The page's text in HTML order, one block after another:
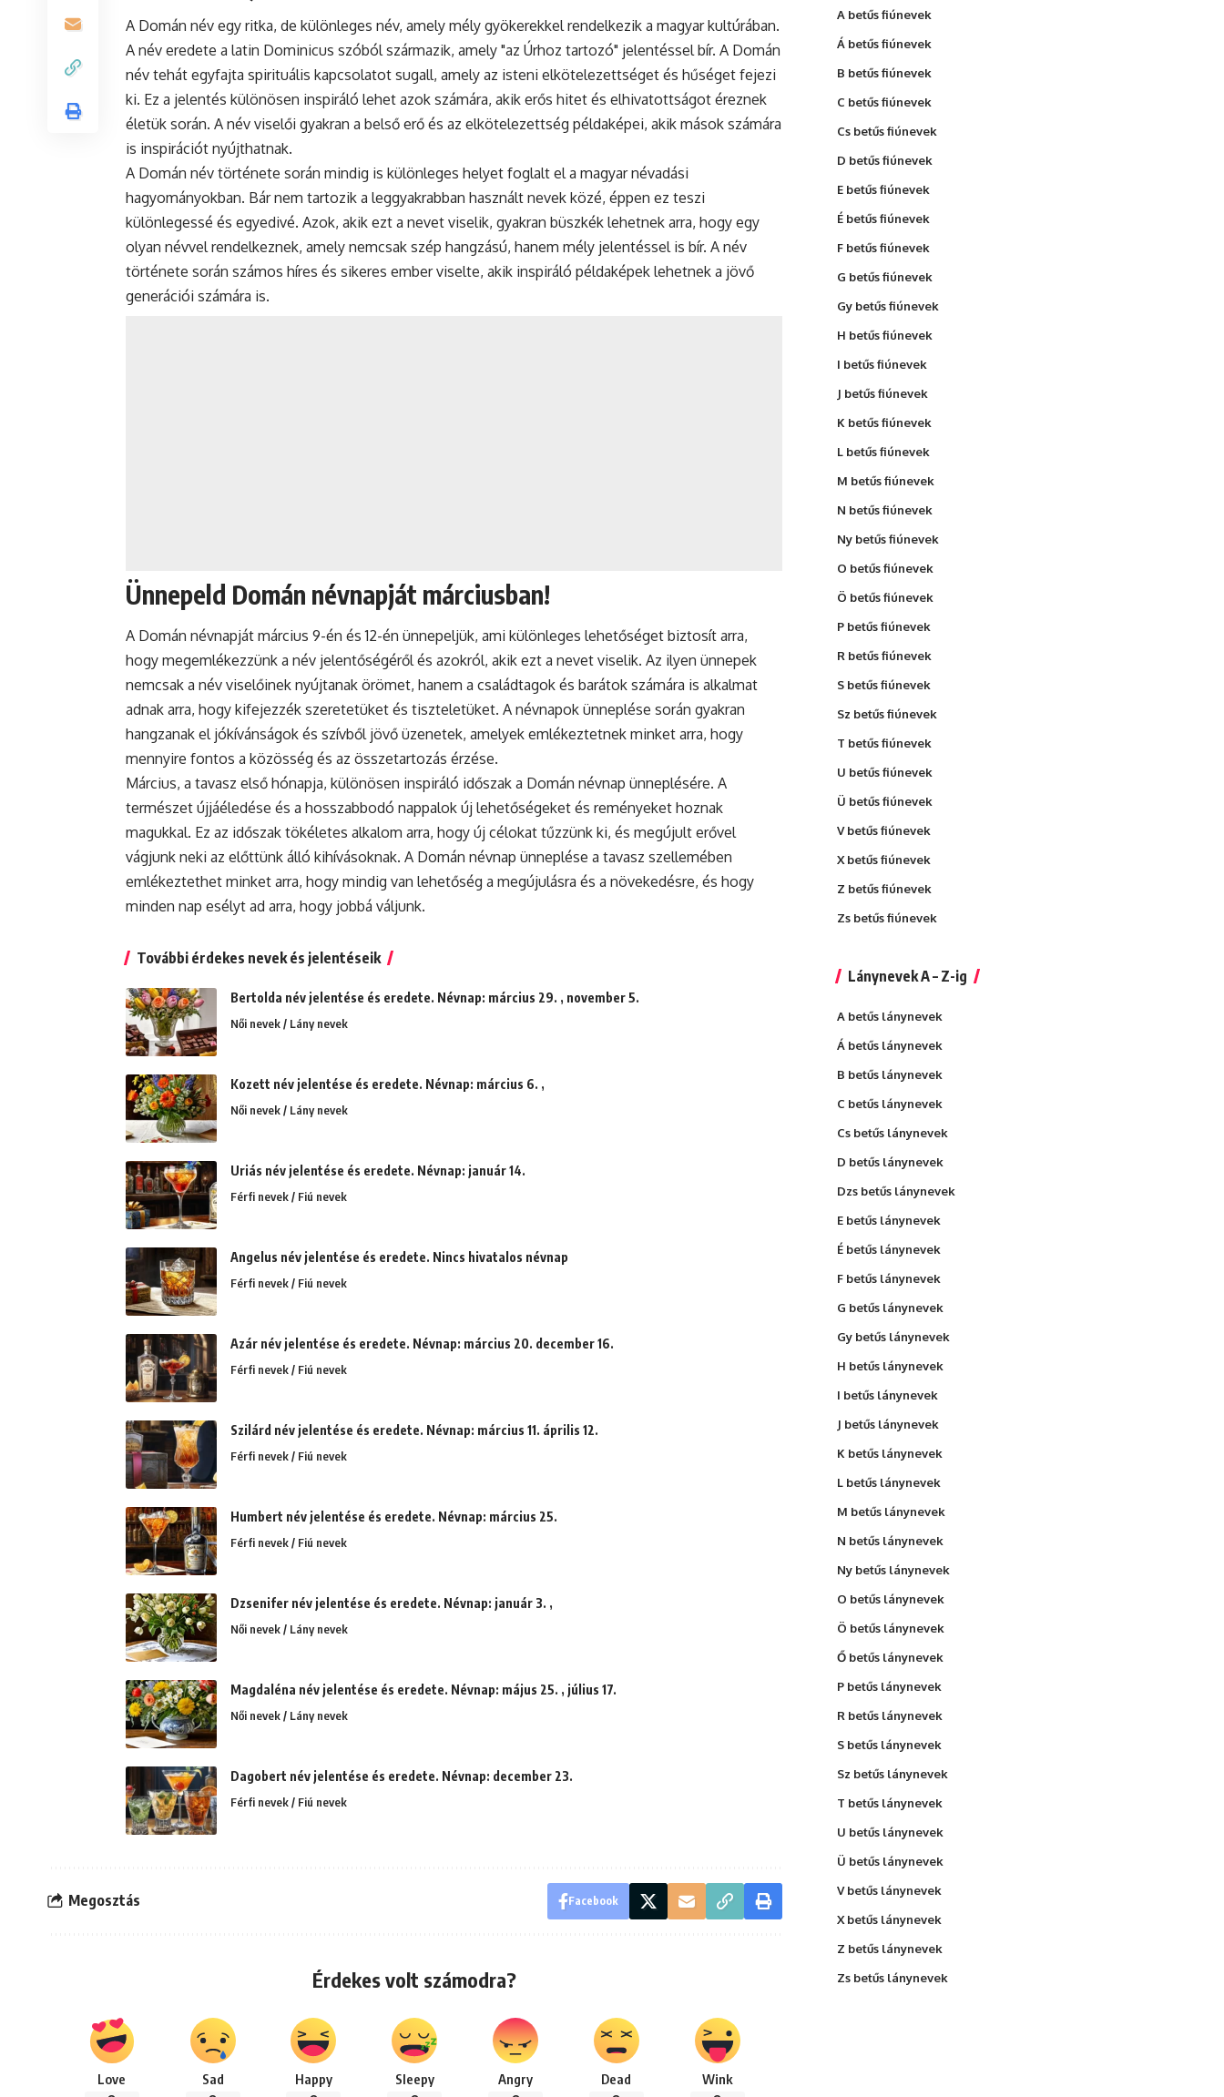
A Domán név egy ritka, de különleges név, amely mély gyökerekkel rendelkezik a magyar kultúrában.
A név eredete a latin Dominicus szóból származik, amely "az Úrhoz tartozó" jelentéssel bír. A Domán
név tehát egyfajta spirituális kapcsolatot sugall, amely az isteni elkötelezettséget és hűséget fejezi
ki. Ez a jelentés különösen inspiráló lehet azok számára, akik erős hitet és elhivatottságot éreznek
életük során. A név viselői gyakran a belső erő és az elkötelezettség példaképei, akik mások számára
is inspirációt nyújthatnak.
A Domán név története során mindig is különleges helyet foglalt el a magyar névadási
hagyományokban. Bár nem tartozik a leggyakrabban használt nevek közé, éppen ez teszi
különlegessé és egyedivé. Azok, akik ezt a nevet viselik, gyakran büszkék lehetnek arra, hogy egy
olyan névvel rendelkeznek, amely nemcsak szép hangzású, hanem mély jelentéssel is bír. A név
története során számos híres és sikeres ember viselte, akik inspiráló példaképek lehetnek a jövő
generációi számára is.
Ünnepeld Domán névnapját márciusban!
A Domán névnapját március 9-én és 12-én ünnepeljük, ami különleges lehetőséget biztosít arra,
hogy megemlékezzünk a név jelentőségéről és azokról, akik ezt a nevet viselik. Az ilyen ünnepek
nemcsak a név viselőinek nyújtanak örömet, hanem a családtagok és barátok számára is alkalmat
adnak arra, hogy kifejezzék szeretetüket és tiszteletüket. A névnapok ünneplése során gyakran
hangzanak el jókívánságok és szívből jövő üzenetek, amelyek emlékeztetnek minket arra, hogy
mennyire fontos a közösség és az összetartozás érzése.
Március, a tavasz első hónapja, különösen inspiráló időszak a Domán névnap ünneplésére. A
természet újjáéledése és a hosszabbodó nappalok új lehetőségeket és reményeket hoznak
magukkal. Ez az időszak tökéletes alkalom arra, hogy új célokat tűzzünk ki, és megújult erővel
vágjunk neki az előttünk álló kihívásoknak. A Domán névnap ünneplése a tavasz szellemében
emlékeztethet minket arra, hogy mindig van lehetőség a megújulásra és a növekedésre, és hogy
minden nap esélyt ad arra, hogy jobbá váljunk.
További érdekes nevek és jelentéseik
Bertolda név jelentése és eredete. Névnap: március 29. , november 5.
Női nevek / Lány nevek
Kozett név jelentése és eredete. Névnap: március 6. ,
Női nevek / Lány nevek
Uriás név jelentése és eredete. Névnap: január 14.
Férfi nevek / Fiú nevek
Angelus név jelentése és eredete. Nincs hivatalos névnap
Férfi nevek / Fiú nevek
Azár név jelentése és eredete. Névnap: március 20. december 16.
Férfi nevek / Fiú nevek
Szilárd név jelentése és eredete. Névnap: március 11. április 12.
Férfi nevek / Fiú nevek
Humbert név jelentése és eredete. Névnap: március 25.
Férfi nevek / Fiú nevek
Dzsenifer név jelentése és eredete. Névnap: január 3. ,
Női nevek / Lány nevek
Magdaléna név jelentése és eredete. Névnap: május 25. , július 17.
Női nevek / Lány nevek
Dagobert név jelentése és eredete. Névnap: december 23.
Férfi nevek / Fiú nevek
Megosztás Facebook
Érdekes volt számodra?
Love Sad Happy Sleepy Angry Dead Wink
A betűs fiúnevek
Á betűs fiúnevek
B betűs fiúnevek
C betűs fiúnevek
Cs betűs fiúnevek
D betűs fiúnevek
E betűs fiúnevek
É betűs fiúnevek
F betűs fiúnevek
G betűs fiúnevek
Gy betűs fiúnevek
H betűs fiúnevek
I betűs fiúnevek
J betűs fiúnevek
K betűs fiúnevek
L betűs fiúnevek
M betűs fiúnevek
N betűs fiúnevek
Ny betűs fiúnevek
O betűs fiúnevek
Ö betűs fiúnevek
P betűs fiúnevek
R betűs fiúnevek
S betűs fiúnevek
Sz betűs fiúnevek
T betűs fiúnevek
U betűs fiúnevek
Ü betűs fiúnevek
V betűs fiúnevek
X betűs fiúnevek
Z betűs fiúnevek
Zs betűs fiúnevek
Lánynevek A – Z-ig
A betűs lánynevek
Á betűs lánynevek
B betűs lánynevek
C betűs lánynevek
Cs betűs lánynevek
D betűs lánynevek
Dzs betűs lánynevek
E betűs lánynevek
É betűs lánynevek
F betűs lánynevek
G betűs lánynevek
Gy betűs lánynevek
H betűs lánynevek
I betűs lánynevek
J betűs lánynevek
K betűs lánynevek
L betűs lánynevek
M betűs lánynevek
N betűs lánynevek
Ny betűs lánynevek
O betűs lánynevek
Ö betűs lánynevek
Ő betűs lánynevek
P betűs lánynevek
R betűs lánynevek
S betűs lánynevek
Sz betűs lánynevek
T betűs lánynevek
U betűs lánynevek
Ü betűs lánynevek
V betűs lánynevek
X betűs lánynevek
Z betűs lánynevek
Zs betűs lánynevek